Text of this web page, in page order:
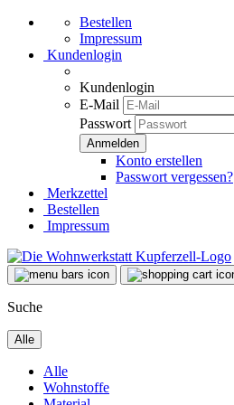
Bestellen
Impressum
Kundenlogin
Kundenlogin
E-Mail
Passwort
Konto erstellen
Passwort vergessen?
Merkzettel
Bestellen
Impressum
Suche
Alle
Alle
Wohnstoffe